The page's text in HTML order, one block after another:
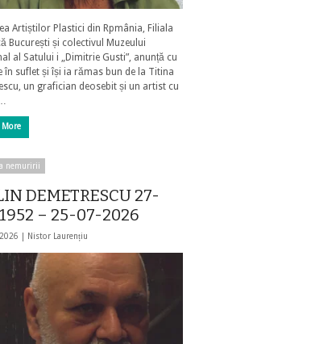
Artiștilor Plastici din Rpmânia, Filiala
București și colectivul Muzeului
al Satului i „Dimitrie Gusti”, anunță cu
în suflet și își ia rămas bun de la Titina
un grafician deosebit și un artist cu
More
nemuririi
DEMETRESCU 27-
– 25-07-2026
| Nistor Laurențiu